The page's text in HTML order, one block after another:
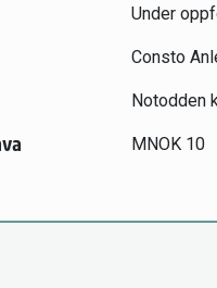
Under
Consto
Notodden
MNOK 10